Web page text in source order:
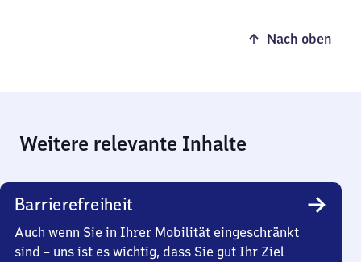
Nach oben
Weitere relevante Inhalte
Barrierefreiheit
Auch wenn Sie in Ihrer Mobilität eingeschränkt
sind – uns ist es wichtig, dass Sie gut Ihr Ziel